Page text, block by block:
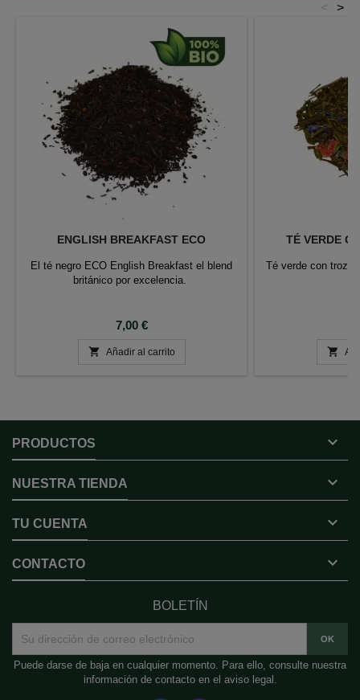
>
<
ENGLISH BREAKFAST ECO
El té negro ECO English Breakfast el blend
británico por excelencia.
Precio
7,00 €
 Añadir al carrito
TÉ VERDE
Té verde con

PRODUCTOS 
NUESTRA TIENDA 
TU CUENTA 
CONTACTO 
BOLETÍN
Puede darse de baja en cualquier momento. Para ello, consulte nuestra
información de contacto en el aviso legal.